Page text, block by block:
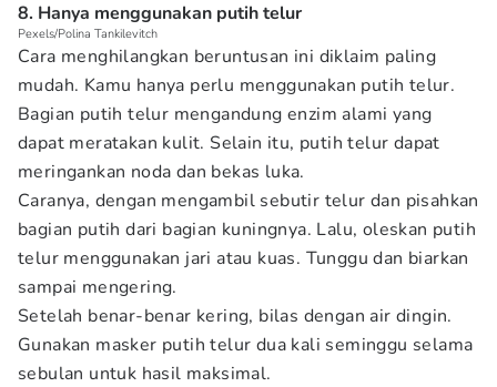
8. Hanya menggunakan putih telur
Pexels/Polina Tankilevitch
Cara menghilangkan beruntusan ini diklaim paling
mudah. Kamu hanya perlu menggunakan putih telur.
Bagian putih telur mengandung enzim alami yang
dapat meratakan kulit. Selain itu, putih telur dapat
meringankan noda dan bekas luka.
Caranya, dengan mengambil sebutir telur dan pisahkan
bagian putih dari bagian kuningnya. Lalu, oleskan putih
telur menggunakan jari atau kuas. Tunggu dan biarkan
sampai mengering.
Setelah benar-benar kering, bilas dengan air dingin.
Gunakan masker putih telur dua kali seminggu selama
sebulan untuk hasil maksimal.